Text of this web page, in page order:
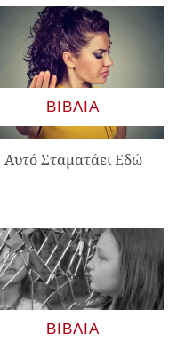
ΒΙΒΛΊΑ
Αυτό Σταματάει Εδώ
ΒΙΒΛΊΑ